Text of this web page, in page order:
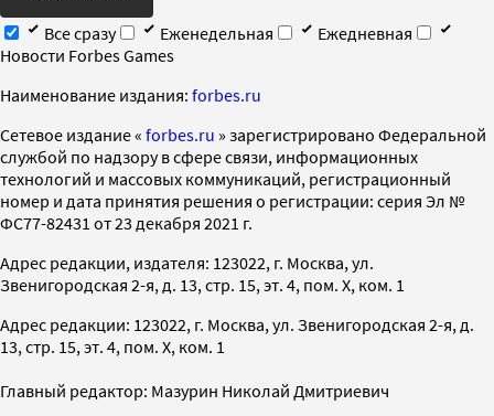
Все сразу
Еженедельная
Ежедневная
Новости Forbes Games
Наименование издания: forbes.ru
Cетевое издание « forbes.ru » зарегистрировано Федеральной
службой по надзору в сфере связи, информационных
технологий и массовых коммуникаций, регистрационный
номер и дата принятия решения о регистрации: серия Эл №
ФС77-82431 от 23 декабря 2021 г.
Адрес редакции, издателя: 123022, г. Москва, ул.
Звенигородская 2-я, д. 13, стр. 15, эт. 4, пом. X, ком. 1
Адрес редакции: 123022, г. Москва, ул. Звенигородская 2-я, д.
13, стр. 15, эт. 4, пом. X, ком. 1
Главный редактор: Мазурин Николай Дмитриевич